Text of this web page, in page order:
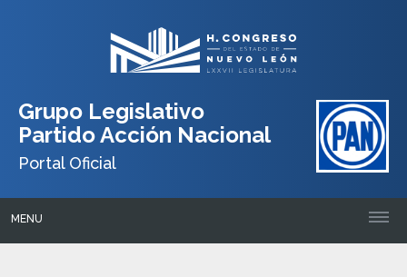
Grupo Legislativo
Partido Acción Nacional
Portal Oficial
MENU